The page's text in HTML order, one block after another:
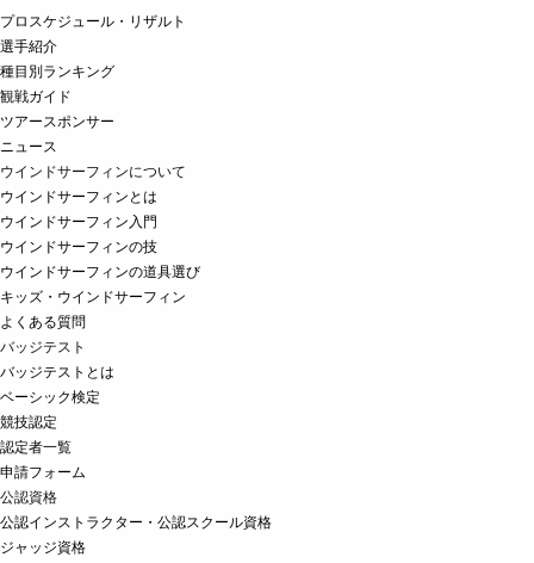
プロスケジュール・リザルト
選手紹介
種目別ランキング
観戦ガイド
ツアースポンサー
ニュース
ウインドサーフィンについて
ウインドサーフィンとは
ウインドサーフィン入門
ウインドサーフィンの技
ウインドサーフィンの道具選び
キッズ・ウインドサーフィン
よくある質問
バッジテスト
バッジテストとは
ベーシック検定
競技認定
認定者一覧
申請フォーム
公認資格
公認インストラクター・公認スクール資格
ジャッジ資格